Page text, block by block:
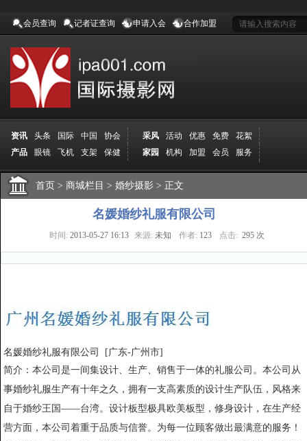
会员查询 记者证查询 申请入会 合作加盟
资讯 头条 国际 中国 协会 采风 活动 优惠 免费
花絮
产品
眼镜 飞机 支架 保健 家园 机构 加盟 会员
服务
地方
吉林 广西 山东 加拿大 空间 认证 寻友 发图
分享
学院
分院 导师 课程 报名 商城 推荐
媒体
记者 报纸 杂志 视频 展赛 赛事 展馆 直通车 更多
首页 > 商城栏目 > 婚纱摄影 > 正文
名媛婚纱礼服有限公司
时间: 2013-05-27 16:13 来源: 未知 作者: 123 点击: 295 次
名媛婚纱礼服有限公司 [广东-广州市]
简介： 本公司是一间集设计、生产、销售于一体的礼服公司。本公司从
事婚纱礼服生产有十年之久，拥有一支高素质的设计生产队伍，风格来
自于婚纱王国——台湾。设计板型极具欧美板型，修身设计，在生产经
营方面，本公司着重于品质与信誉。为每一位顾客做出最满意的服务！